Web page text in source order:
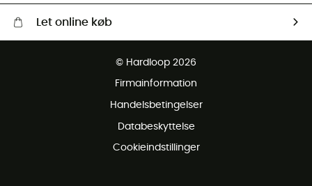
Let online køb
Gratis retur inden for 100 dage
© Hardloop 2026
Firmainformation
Handelsbetingelser
Databeskyttelse
Cookieindstillinger